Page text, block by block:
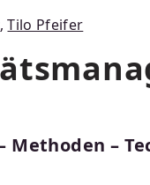
,Tilo Pfeifer
Methoden –